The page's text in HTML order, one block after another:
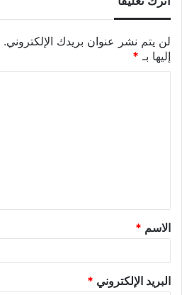
لن يتم نشر عنوان بريدك الإلكتروني.
إليها بـ *
الاسم *
البريد الإلكتروني *